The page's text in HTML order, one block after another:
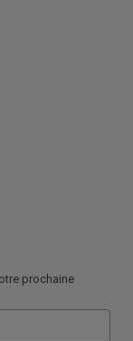
prochaine